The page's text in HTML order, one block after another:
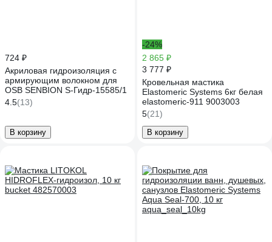
724 ₽
Акриловая гидроизоляция с
армирующим волокном для
OSB SENBION S-Гидр-15585/1
4.5(13)
В корзину
-24%
2 865 ₽
3 777 ₽
Кровельная мастика
Elastomeric Systems 6кг белая
elastomeric-911 9003003
5(21)
В корзину